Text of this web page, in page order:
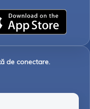
de conectare.